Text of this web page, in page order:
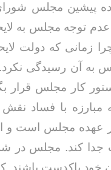
پیشین مجلس
توجه مجلس به
زمانی که دولت
به آن رسیدگی
کار مجلس قرار
مبارزه با فساد
بر عهده مجلس است
جدا کند. مجلس در
پاکدست باشند.
رزمنده / دلنوشته ای از
حسن دشتی